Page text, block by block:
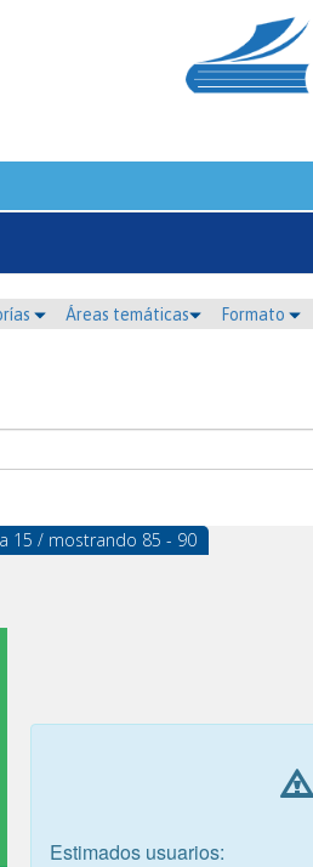
Áreas temáticas Formato
15 / mostrando 85 - 90
Estimados usuarios: